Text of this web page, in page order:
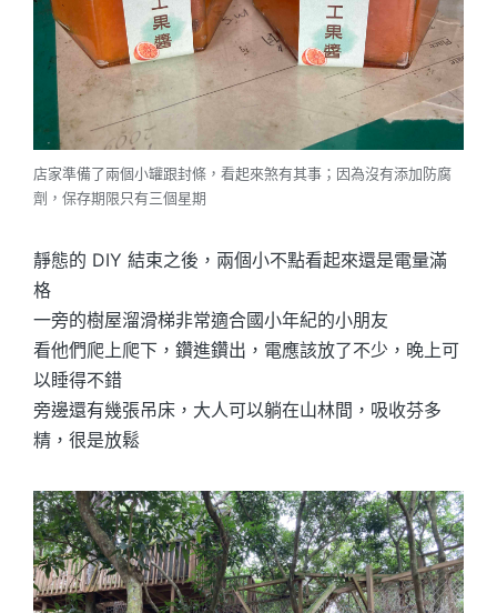
店家準備了兩個小罐跟封條，看起來煞有其事；因為沒有添加防腐
劑，保存期限只有三個星期
靜態的 DIY 結束之後，兩個小不點看起來還是電量滿
格
一旁的樹屋溜滑梯非常適合國小年紀的小朋友
看他們爬上爬下，鑽進鑽出，電應該放了不少，晚上可
以睡得不錯
旁邊還有幾張吊床，大人可以躺在山林間，吸收芬多
精，很是放鬆